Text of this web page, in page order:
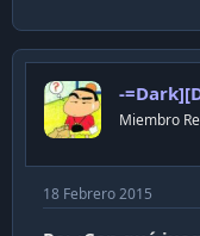
-
Miembro
18 Febrero 2015